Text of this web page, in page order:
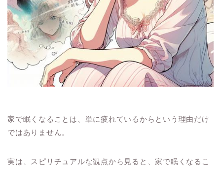
家で眠くなることは、単に疲れているからという理由だけ
ではありません。
実は、スピリチュアルな観点から見ると、家で眠くなるこ